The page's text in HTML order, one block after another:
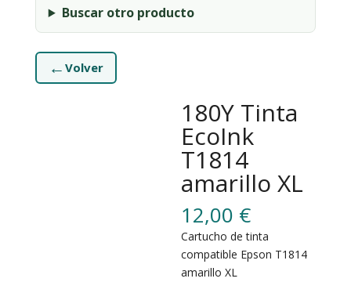
Buscar otro producto
← Volver
180Y Tinta
EcoInk
T1814
amarillo XL
12,00 €
Cartucho de tinta
compatible Epson T1814
amarillo XL